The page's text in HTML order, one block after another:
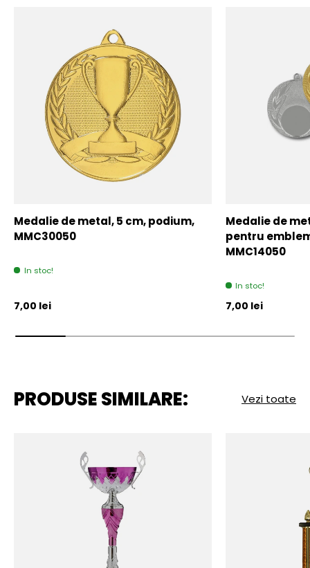
Medalie de metal, 5 cm, podium,
MMC30050
In stoc!
Pret initial
7,00 lei
Medalie de
pentru
MMC14050
In stoc!
Pret initial
7,00 lei
PRODUSE SIMILARE: Vezi toate